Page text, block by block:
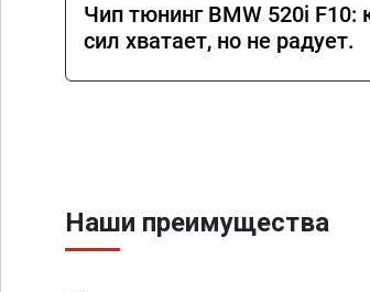
Чип тюнинг BMW 520i F10:
сил хватает, но не радует.
Наши преимущества